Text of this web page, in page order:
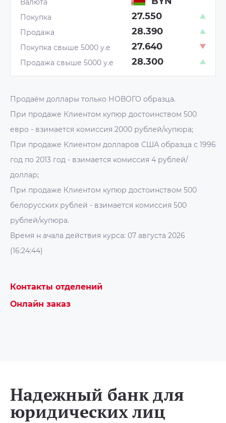
27.550
28.390
27.640
28.300
Продаём доллары только НОВОГО образца.
При продаже Клиентом купюр достоинством 500
евро - взимается комиссия 2000 рублей/купюра;
При продаже Клиентом долларов США образца с 1996
год по 2013 год - взимается комиссия 4 рублей/
доллар;
При продаже Клиентом купюр достоинством 500
белорусских рублей - взимается комиссия 500
рублей/купюра.
Время н ачала действия курса: 07 августа 2026
(16:24:44)
Контакты отделений
Онлайн заказ
Надежный банк для
юридических лиц